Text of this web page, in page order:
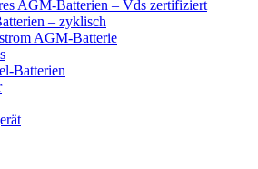
AGM-Batterien – Vds zertifiziert
– zyklisch
AGM-Batterie
Batterien